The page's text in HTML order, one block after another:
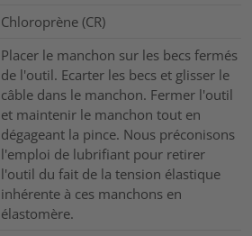
Chloroprène (CR)
Placer le manchon sur les becs fermés
de l'outil. Ecarter les becs et glisser le
câble dans le manchon. Fermer l'outil
et maintenir le manchon tout en
dégageant la pince. Nous préconisons
l'emploi de lubrifiant pour retirer
l'outil du fait de la tension élastique
inhérente à ces manchons en
élastomère.